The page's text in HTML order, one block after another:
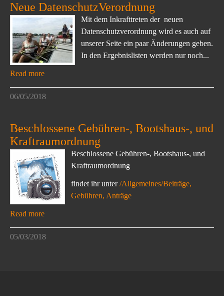
Neue DatenschutzVerordnung
Mit dem Inkrafttreten der neuen
Datenschutzverordnung wird es auch auf
unserer Seite ein paar Änderungen geben.
In den Ergebnislisten werden nur noch...
Read more
06/05/2018
Beschlossene Gebühren-, Bootshaus-, und
Kraftraumordnung
Beschlossene Gebühren-, Bootshaus-, und
Kraftraumordnung
findet ihr unter/Allgemeines/Beiträge,
Gebühren, Anträge
Read more
05/03/2018